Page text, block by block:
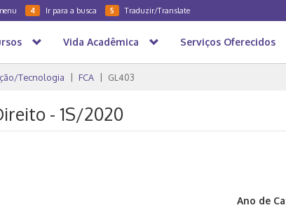
4 Ir para a busca 5 Traduzir/Translate
Vida Acadêmica Serviços Oferecidos
Tecnologia FCA GL403
- 1S/2020
Ano de